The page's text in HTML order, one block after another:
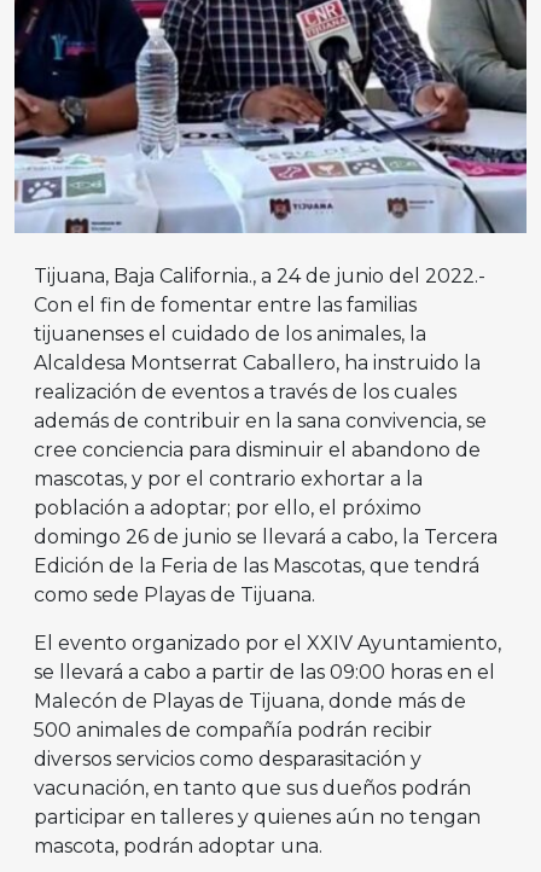
Tijuana, Baja California., a 24 de junio del 2022.-
Con el fin de fomentar entre las familias
tijuanenses el cuidado de los animales, la
Alcaldesa Montserrat Caballero, ha instruido la
realización de eventos a través de los cuales
además de contribuir en la sana convivencia, se
cree conciencia para disminuir el abandono de
mascotas, y por el contrario exhortar a la
población a adoptar; por ello, el próximo
domingo 26 de junio se llevará a cabo, la Tercera
Edición de la Feria de las Mascotas, que tendrá
como sede Playas de Tijuana.
El evento organizado por el XXIV Ayuntamiento,
se llevará a cabo a partir de las 09:00 horas en el
Malecón de Playas de Tijuana, donde más de
500 animales de compañía podrán recibir
diversos servicios como desparasitación y
vacunación, en tanto que sus dueños podrán
participar en talleres y quienes aún no tengan
mascota, podrán adoptar una.